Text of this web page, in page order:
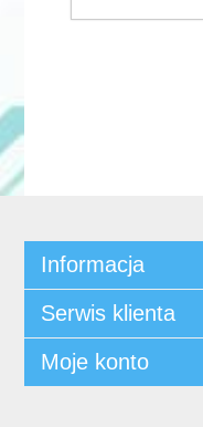
Informacja
Serwis klienta
Moje konto